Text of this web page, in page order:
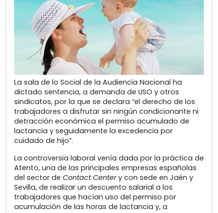
La sala de lo Social de la Audiencia Nacional ha
dictado sentencia, a demanda de USO y otros
sindicatos, por la que se declara “el derecho de los
trabajadores a disfrutar sin ningún condicionante ni
detracción económica el permiso acumulado de
lactancia y seguidamente la excedencia por
cuidado de hijo”.
La controversia laboral venía dada por la práctica de
Atento, una de las principales empresas españolas
del sector de Contact Centery con sede en Jaén y
Sevilla, de realizar un descuento salarial a los
trabajadores que hacían uso del permiso por
acumulación de las horas de lactancia y, a